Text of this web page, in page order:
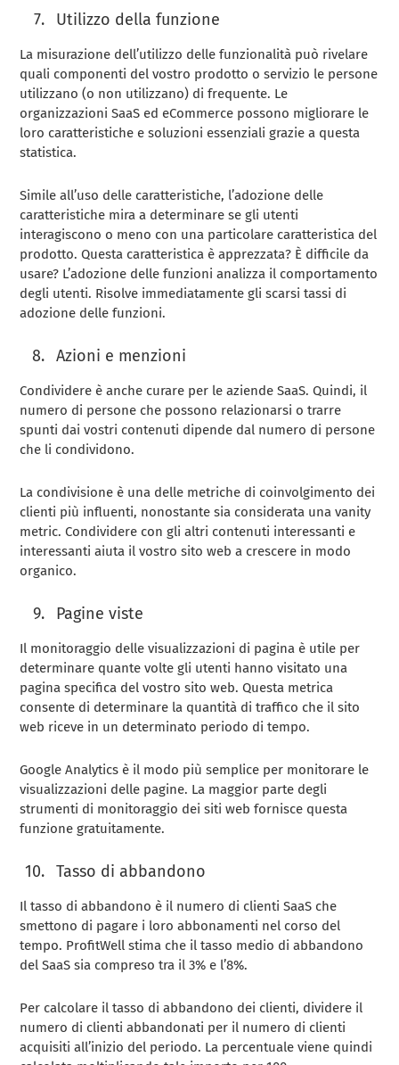
Utilizzo della funzione
La misurazione dell’utilizzo delle funzionalità può rivelare
quali componenti del vostro prodotto o servizio le persone
utilizzano (o non utilizzano) di frequente. Le
organizzazioni SaaS ed eCommerce possono migliorare le
loro caratteristiche e soluzioni essenziali grazie a questa
statistica.
Simile all’uso delle caratteristiche, l’adozione delle
caratteristiche mira a determinare se gli utenti
interagiscono o meno con una particolare caratteristica del
prodotto. Questa caratteristica è apprezzata? È difficile da
usare? L’adozione delle funzioni analizza il comportamento
degli utenti. Risolve immediatamente gli scarsi tassi di
adozione delle funzioni.
Azioni e menzioni
Condividere è anche curare per le aziende SaaS. Quindi, il
numero di persone che possono relazionarsi o trarre
spunti dai vostri contenuti dipende dal numero di persone
che li condividono.
La condivisione è una delle metriche di coinvolgimento dei
clienti più influenti, nonostante sia considerata una vanity
metric. Condividere con gli altri contenuti interessanti e
interessanti aiuta il vostro sito web a crescere in modo
organico.
Pagine viste
Il monitoraggio delle visualizzazioni di pagina è utile per
determinare quante volte gli utenti hanno visitato una
pagina specifica del vostro sito web. Questa metrica
consente di determinare la quantità di traffico che il sito
web riceve in un determinato periodo di tempo.
Google Analytics è il modo più semplice per monitorare le
visualizzazioni delle pagine. La maggior parte degli
strumenti di monitoraggio dei siti web fornisce questa
funzione gratuitamente.
Tasso di abbandono
Il tasso di abbandono è il numero di clienti SaaS che
smettono di pagare i loro abbonamenti nel corso del
tempo. ProfitWell stima che il tasso medio di abbandono
del SaaS sia compreso tra il 3% e l’8%.
Per calcolare il tasso di abbandono dei clienti, dividere il
numero di clienti abbandonati per il numero di clienti
acquisiti all’inizio del periodo. La percentuale viene quindi